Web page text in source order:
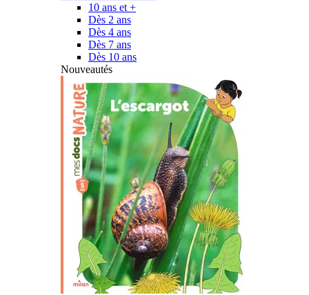
10 ans et +
Dès 2 ans
Dès 4 ans
Dès 7 ans
Dès 10 ans
Nouveautés